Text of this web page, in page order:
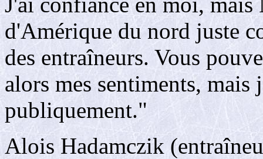
d'Amérique du nord juste
des entraîneurs. Vous
alors mes sentiments, mais
publiquement."
Alois Hadamczik